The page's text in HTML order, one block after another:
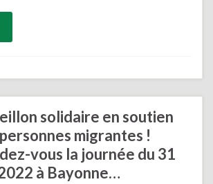
solidaire en soutien
migrantes !
vous la journée du 31
à Bayonne…